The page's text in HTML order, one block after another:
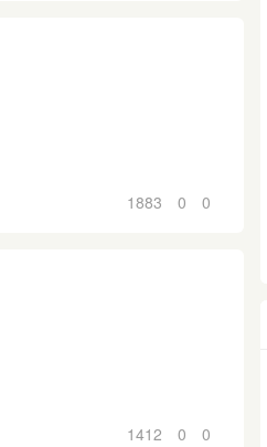
1883 0 0
1412 0 0